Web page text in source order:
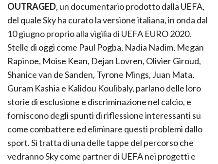
OUTRAGED, un documentario prodotto dalla UEFA,
del quale Sky ha curato la versione italiana, in onda dal
10 giugno proprio alla vigilia di UEFA EURO 2020.
Stelle di oggi come Paul Pogba, Nadia Nadim, Megan
Rapinoe, Moise Kean, Dejan Lovren, Olivier Giroud,
Shanice van de Sanden, Tyrone Mings, Juan Mata,
Guram Kashia e Kalidou Koulibaly, parlano delle loro
storie di esclusione e discriminazione nel calcio, e
forniscono degli spunti di riflessione interessanti su
come combattere ed eliminare questi problemi dallo
sport. Si tratta di una delle tappe del percorso che
vedranno Sky come partner di UEFA nei progetti e